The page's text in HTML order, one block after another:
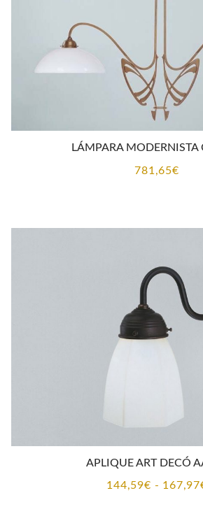
LÁMPARA MODERNISTA
781,65€
APLIQUE ART DECÓ
144,59€ - 167,97